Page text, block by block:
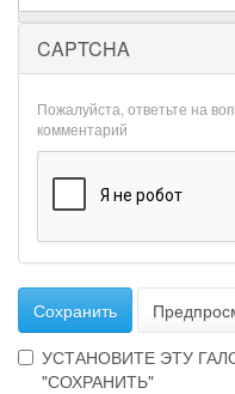
CAPTCHA
Пожалуйста, ответьте на
комментарий
Сохранить
УСТАНОВИТЕ ЭТУ
"СОХРАНИТЬ"